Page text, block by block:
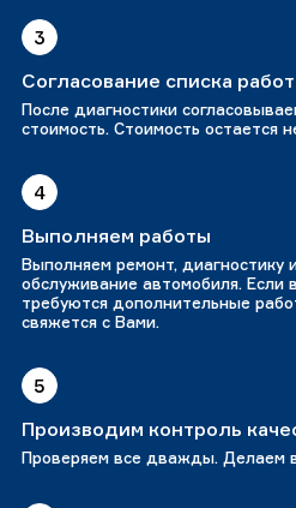
3
Согласование списка
После диагностики
стоимость. Стоимость остается
4
Выполняем работы
Выполняем ремонт, диагностику
обслуживание автомобиля. Если
требуются дополнительные
свяжется с Вами.
5
Производим контроль
Проверяем все дважды. Делаем